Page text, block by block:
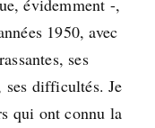
évidemment -,
1950, avec
ses
ses difficultés. Je
qui ont connu la